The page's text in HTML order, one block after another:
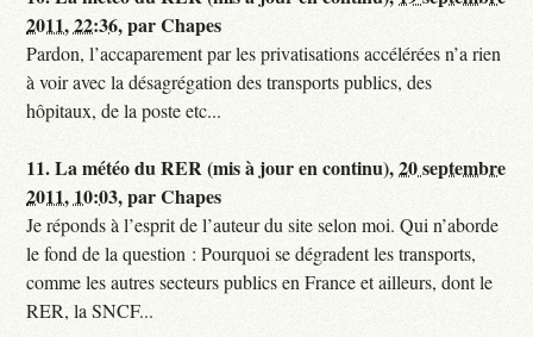
2011, 22:36,parChapes
Pardon, l’accaparement par les privatisations accélérées n’a rien
à voir avec la désagrégation des transports publics, des
hôpitaux, de la poste etc...
11.La météo du RER (mis à jour en continu),20 septembre
2011, 10:03,parChapes
Je réponds à l’esprit de l’auteur du site selon moi. Qui n’aborde
le fond de la question : Pourquoi se dégradent les transports,
comme les autres secteurs publics en France et ailleurs, dont le
RER, la SNCF...